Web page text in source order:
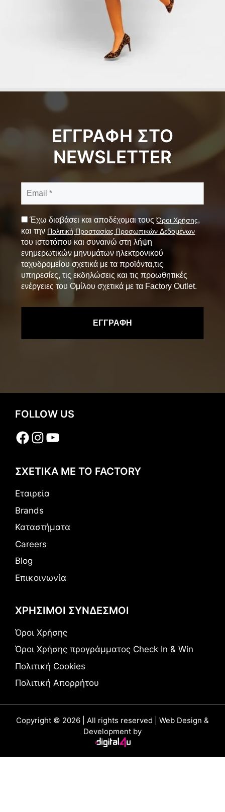
ΕΓΓΡΑΦΗ ΣΤΟ
NEWSLETTER
Έχω διαβάσει και αποδέχομαι τουςΌροι Χρήσης,
και την Πολιτική Προστασίας Προσωπικών Δεδομένων
του ιστοτόπου και συναινώ στη λήψη
ενημερωτικών μηνυμάτων ηλεκτρονικού
ταχυδρομείου σχετικά με τα προϊόντα,τις
υπηρεσίες, τις εκδηλώσεις και τις προωθητικές
ενέργειες του Ομίλου σχετικά με τα Factory Outlet.
FOLLOW US
Facebook
Instagram
YouTube
ΣΧΕΤΙΚΑ ΜΕ ΤΟ FACTORY
Εταιρεία
Brands
Καταστήματα
Careers
Blog
Επικοινωνία
ΧΡΗΣΙΜΟΙ ΣΥΝΔΕΣΜΟΙ
Όροι Χρήσης
Όροι Χρήσης προγράμματος Check In & Win
Πολιτική Cookies
Πολιτική Απορρήτου
Copyright © 2026 | All rights reserved | Web Design &
Development by